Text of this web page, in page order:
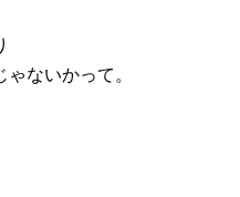
ないかって。